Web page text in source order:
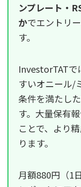
ンプレート・
かでエントリ
す。
InvestorTATで
すいオニール/
条件を満たし
す。大量保有
ことで、より
ります。
月額880円（1